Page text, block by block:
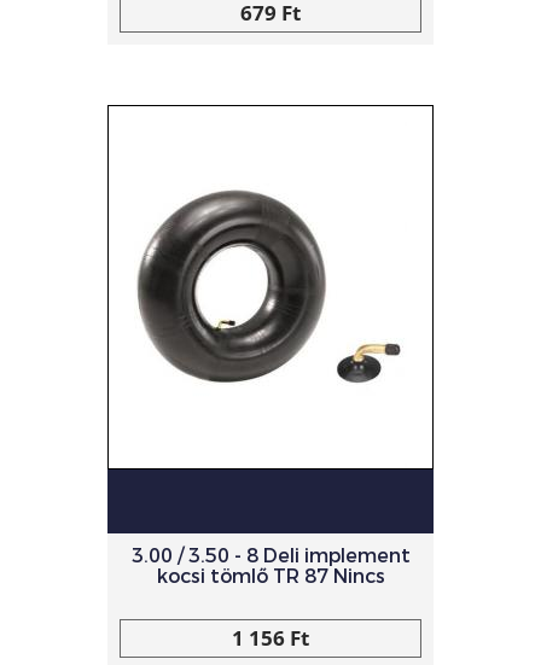
679 Ft
3.00 / 3.50 - 8 Deli implement
kocsi tömlő TR 87 Nincs
1 156 Ft